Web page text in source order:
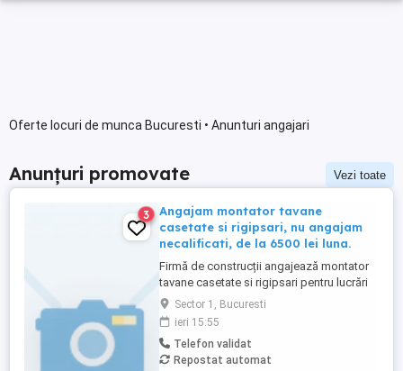
Oferte locuri de munca Bucuresti • Anunturi angajari
Anunțuri promovate Vezi toate
3
Angajam montator tavane
casetate si rigipsari, nu angajam
necalificati, de la 6500 lei luna.
Firmă de construcții angajează montator
tavane casetate si rigipsari pentru lucrări
în București. Activitatea constă în montaj
structură, reglaje, trasaj, montaj plăci și
finisarea lucrărilor de plafon casetat. Este
necesară experiență practică în șantier. Nu
căutăm oameni ocazionali, ci persoane
Sector 1, Bucuresti
ieri 15:55
Telefon validat
Repostat automat